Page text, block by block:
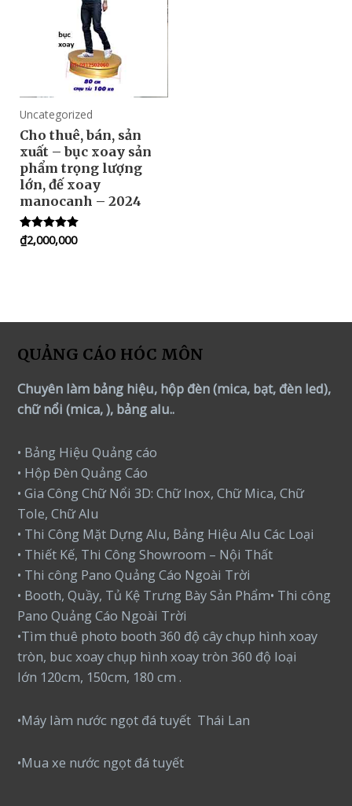
Uncategorized
Cho thuê, bán, sản
xuất – bục xoay sản
phẩm trọng lượng
lớn, đế xoay
manocanh – 2024
Rated
5.00
₫2,000,000
QUẢNG CÁO HÓC MÔN
Chuyên làm bảng hiệu, hộp đèn (mica, bạt, đèn led),
chữ nổi (mica, ), bảng alu..
• Bảng Hiệu Quảng cáo
• Hộp Đèn Quảng Cáo
• Gia Công Chữ Nổi 3D: Chữ Inox, Chữ Mica, Chữ
Tole, Chữ Alu
• Thi Công Mặt Dựng Alu, Bảng Hiệu Alu Các Loại
• Thiết Kế, Thi Công Showroom – Nội Thất
• Thi công Pano Quảng Cáo Ngoài Trời
• Booth, Quầy, Tủ Kệ Trưng Bày Sản Phẩm• Thi công
Pano Quảng Cáo Ngoài Trời
•Tìm thuê photo booth 360 độ cây chụp hình xoay
tròn, buc xoay chụp hình xoay tròn 360 độ loại
lớn 120cm, 150cm, 180 cm .
•Máy làm nước ngọt đá tuyết Thái Lan
•Mua xe nước ngọt đá tuyết